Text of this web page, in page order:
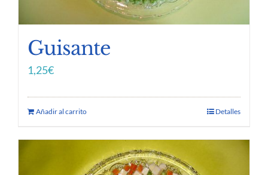
Guisante
1,25€
Añadir al carrito Detalles